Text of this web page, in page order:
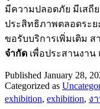
มีความปลอดภัย มีเสถี
ประสิทธิภาพตลอดระย
ขอรับบริการเพิ่มเติม ส
จำกัด เพื่อประสานงา
Published January 28,
Categorized as
exhibition, exhibition, ง